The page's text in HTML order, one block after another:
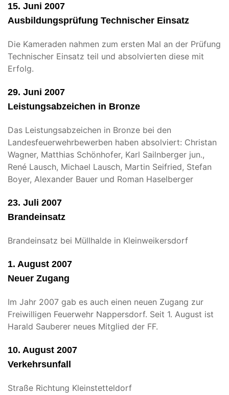
15. Juni 2007
Ausbildungsprüfung Technischer Einsatz
Die Kameraden nahmen zum ersten Mal an der Prüfung
Technischer Einsatz teil und absolvierten diese mit
Erfolg.
29. Juni 2007
Leistungsabzeichen in Bronze
Das Leistungsabzeichen in Bronze bei den
Landesfeuerwehrbewerben haben absolviert: Christan
Wagner, Matthias Schönhofer, Karl Sailnberger jun.,
René Lausch, Michael Lausch, Martin Seifried, Stefan
Boyer, Alexander Bauer und Roman Haselberger
23. Juli 2007
Brandeinsatz
Brandeinsatz bei Müllhalde in Kleinweikersdorf
1. August 2007
Neuer Zugang
Im Jahr 2007 gab es auch einen neuen Zugang zur
Freiwilligen Feuerwehr Nappersdorf. Seit 1. August ist
Harald Sauberer neues Mitglied der FF.
10. August 2007
Verkehrsunfall
Straße Richtung Kleinstetteldorf